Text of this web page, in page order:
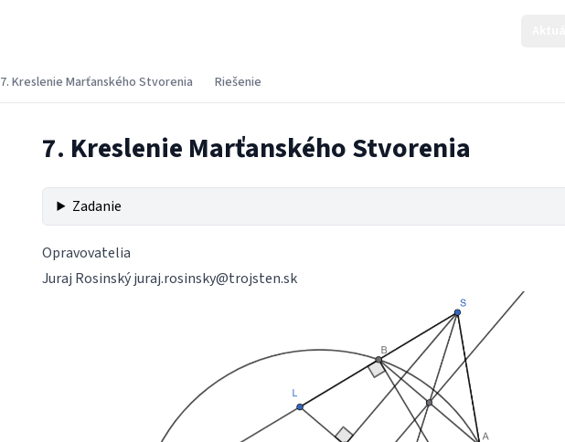
7. Kreslenie Marťanského Stvorenia Riešenie
7. Kreslenie Marťanského Stvorenia
Zadanie
Opravovatelia
Juraj Rosinskýjuraj.rosinsky@trojsten.sk